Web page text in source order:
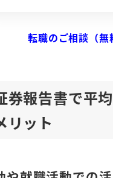
転職のご相談（無
券報告書で平
リット